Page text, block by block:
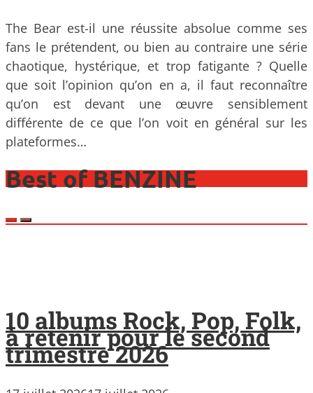
The Bear est-il une réussite absolue comme ses
fans le prétendent, ou bien au contraire une série
chaotique, hystérique, et trop fatigante ? Quelle
que soit l’opinion qu’on en a, il faut reconnaître
qu’on est devant une œuvre sensiblement
différente de ce que l’on voit en général sur les
plateformes…
Best of BENZINE
10 albums Rock, Pop, Folk,
à retenir pour le second
trimestre 2026